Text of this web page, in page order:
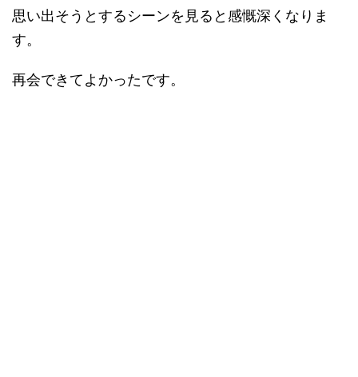
思い出そうとするシーンを見ると感慨深くなりま
す。
再会できてよかったです。